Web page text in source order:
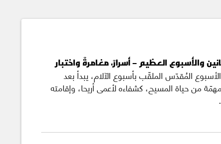
والأسبوع العظيم – أسرارٌ، مغامرةٌ واختبار
المُقدّس الملقّب بأسبوع الآلام، يبدأ بعد
من حياة المسيح، كشفاءه لأعمى أريحا، وإقامته